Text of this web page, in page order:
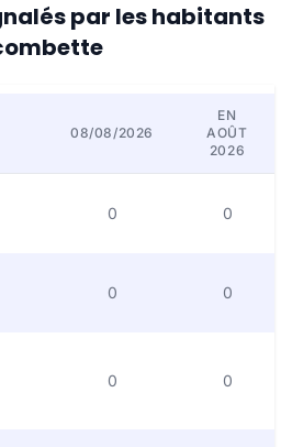
par les habitants
08/08/2026
EN
AOÛT
2026
0 0
0 0
0 0